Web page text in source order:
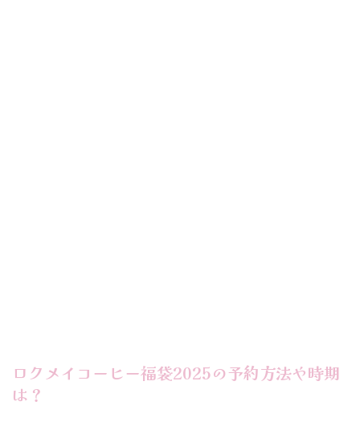
ロクメイコーヒー福袋2025の予約方法や時期
は？